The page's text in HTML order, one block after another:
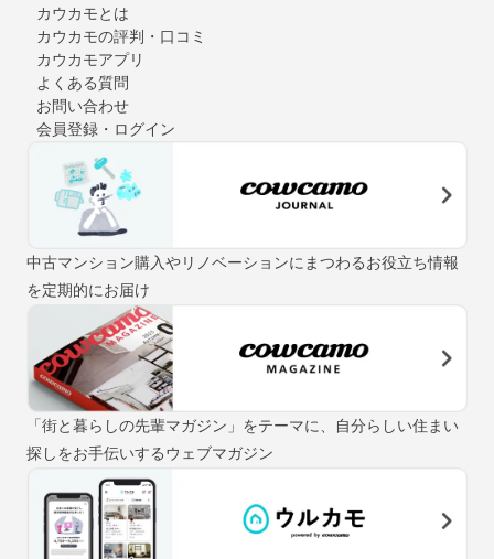
カウカモとは
カウカモの評判・口コミ
カウカモアプリ
よくある質問
お問い合わせ
会員登録・ログイン
中古マンション購入やリノベーションにまつわるお役立ち情報
を定期的にお届け
「街と暮らしの先輩マガジン」をテーマに、自分らしい住まい
探しをお手伝いするウェブマガジン